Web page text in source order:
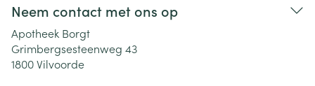
Neem contact met ons op
Apotheek Borgt
Grimbergsesteenweg 43
1800Vilvoorde